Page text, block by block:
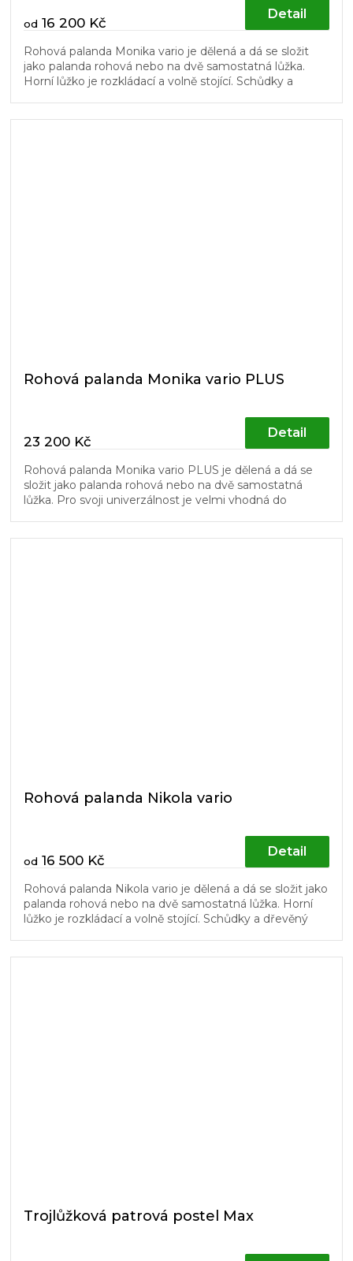
od 16 200 Kč
Detail
Rohová palanda Monika vario je dělená a dá se složit
jako palanda rohová nebo na dvě samostatná lůžka.
Horní lůžko je rozkládací a volně stojící. Schůdky a
Rohová palanda Monika vario PLUS
23 200 Kč
Detail
Rohová palanda Monika vario PLUS je dělená a dá se
složit jako palanda rohová nebo na dvě samostatná
lůžka. Pro svoji univerzálnost je velmi vhodná do
Rohová palanda Nikola vario
od 16 500 Kč
Detail
Rohová palanda Nikola vario je dělená a dá se složit jako
palanda rohová nebo na dvě samostatná lůžka. Horní
lůžko je rozkládací a volně stojící. Schůdky a dřevěný
Trojlůžková patrová postel Max